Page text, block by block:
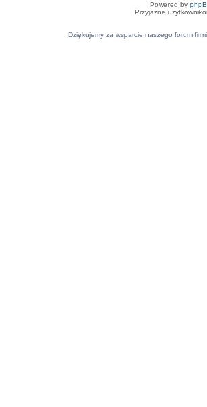
Powered by
Przyjazne
Dziękujemy za wsparcie naszego forum